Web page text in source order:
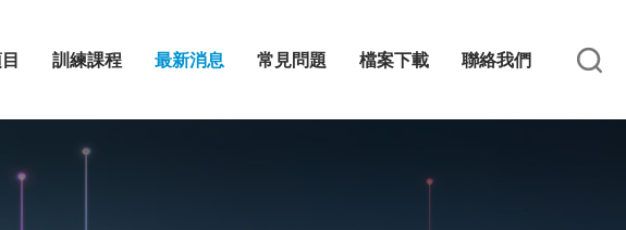
訓練課程 最新消息 常見問題 檔案下載 聯絡我們